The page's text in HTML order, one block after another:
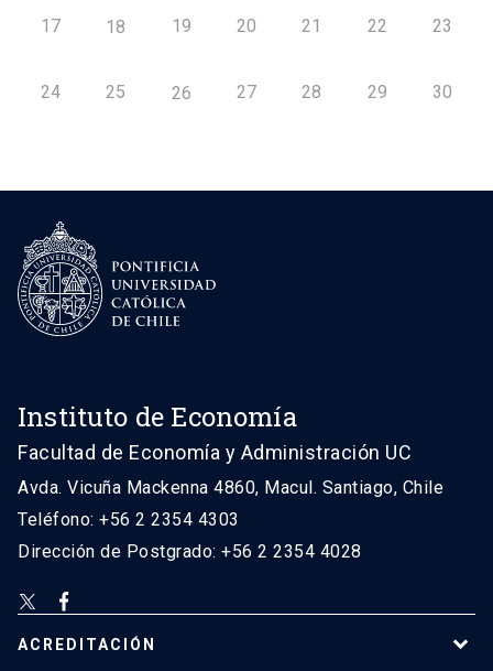
17 18 19 20 21 22 23
24 25 26 27 28 29 30
Instituto de Economía
Facultad de Economía y Administración UC
Avda. Vicuña Mackenna 4860, Macul. Santiago, Chile
Teléfono: +56 2 2354 4303
Dirección de Postgrado: +56 2 2354 4028
ACREDITACIÓN